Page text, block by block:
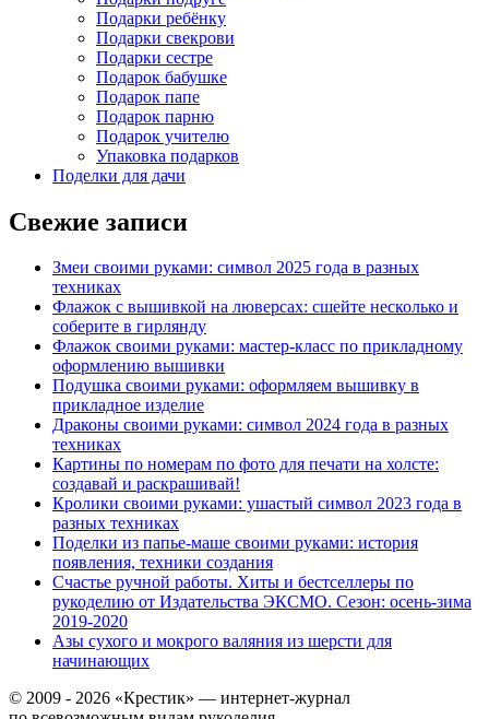
Подарки ребёнку
Подарки свекрови
Подарки сестре
Подарок бабушке
Подарок папе
Подарок парню
Подарок учителю
Упаковка подарков
Поделки для дачи
Свежие записи
Змеи своими руками: символ 2025 года в разных
техниках
Флажок с вышивкой на люверсах: сшейте несколько и
соберите в гирлянду
Флажок своими руками: мастер-класс по прикладному
оформлению вышивки
Подушка своими руками: оформляем вышивку в
прикладное изделие
Драконы своими руками: символ 2024 года в разных
техниках
Картины по номерам по фото для печати на холсте:
создавай и раскрашивай!
Кролики своими руками: ушастый символ 2023 года в
разных техниках
Поделки из папье-маше своими руками: история
появления, техники создания
Счастье ручной работы. Хиты и бестселлеры по
рукоделию от Издательства ЭКСМО. Сезон: осень-зима
2019-2020
Азы сухого и мокрого валяния из шерсти для
начинающих
© 2009 - 2026 «Крестик» — интернет-журнал